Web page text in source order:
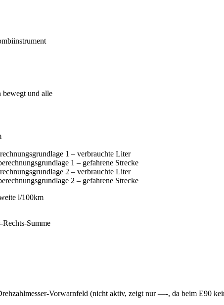
und alle
1 – verbrauchte Liter
1 – gefahrene Strecke
2 – verbrauchte Liter
2 – gefahrene Strecke
l/100km
Summe
Vorwarnfeld (nicht aktiv, zeigt nur —-, da beim E90